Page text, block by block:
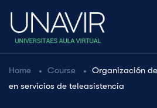
Home Course
Organización
en servicios de teleasistencia